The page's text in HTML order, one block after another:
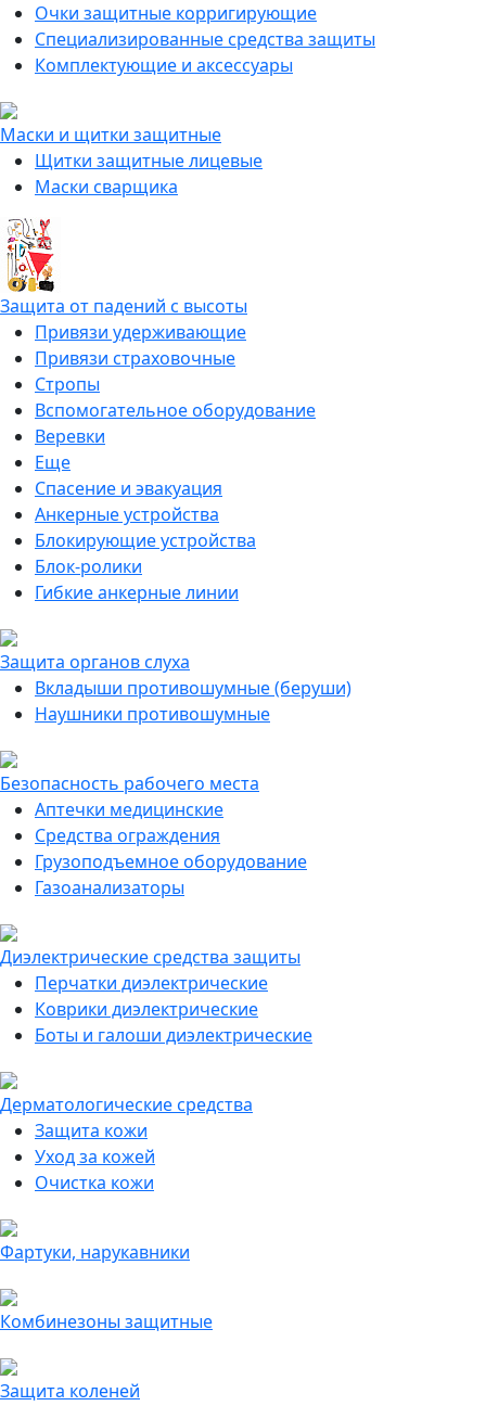
Очки защитные корригирующие
Специализированные средства защиты
Комплектующие и аксессуары
Маски и щитки защитные
Щитки защитные лицевые
Маски сварщика
Защита от падений с высоты
Привязи удерживающие
Привязи страховочные
Стропы
Вспомогательное оборудование
Веревки
Еще
Спасение и эвакуация
Анкерные устройства
Блокирующие устройства
Блок-ролики
Гибкие анкерные линии
Защита органов слуха
Вкладыши противошумные (беруши)
Наушники противошумные
Безопасность рабочего места
Аптечки медицинские
Средства ограждения
Грузоподъемное оборудование
Газоанализаторы
Диэлектрические средства защиты
Перчатки диэлектрические
Коврики диэлектрические
Боты и галоши диэлектрические
Дерматологические средства
Защита кожи
Уход за кожей
Очистка кожи
Фартуки, нарукавники
Комбинезоны защитные
Защита коленей